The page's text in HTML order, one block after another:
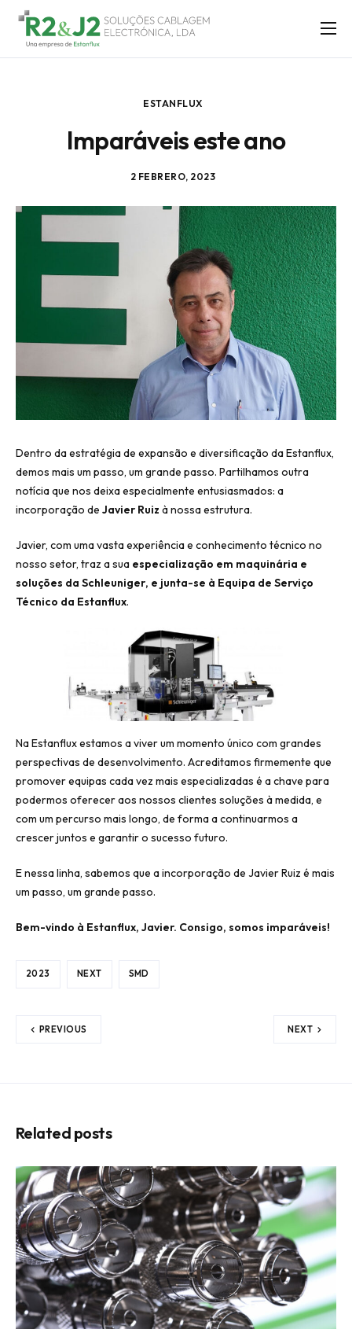
SOLUÇÕES
SOBRE NÓS
CONTACTO
ESTANFLUX
Imparáveis este ano
2 FEBRERO, 2023
Dentro da estratégia de expansão e diversificação da Estanflux,
demos mais um passo, um grande passo. Partilhamos outra
notícia que nos deixa especialmente entusiasmados: a
incorporação de Javier Ruiz à nossa estrutura.
Javier, com uma vasta experiência e conhecimento técnico no
nosso setor, traz a sua especialização em maquinária e
soluções da Schleuniger, e junta-se à Equipa de Serviço
Técnico da Estanflux.
Na Estanflux estamos a viver um momento único com grandes
perspectivas de desenvolvimento. Acreditamos firmemente que
promover equipas cada vez mais especializadas é a chave para
podermos oferecer aos nossos clientes soluções à medida, e
com um percurso mais longo, de forma a continuarmos a
crescer juntos e garantir o sucesso futuro.
E nessa linha, sabemos que a incorporação de Javier Ruiz é mais
um passo, um grande passo.
Bem-vindo à Estanflux, Javier. Consigo, somos imparáveis!
2023 NEXT SMD
PREVIOUS NEXT
Related posts